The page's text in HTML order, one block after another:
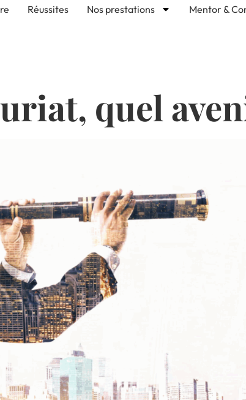
Réussites Nos prestations Mentor &
quel